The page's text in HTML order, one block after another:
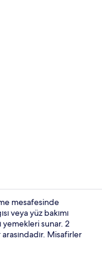
2 bar/
mesafesinde
veya yüz bakımı
yemekleri sunar. 2
Misafirler